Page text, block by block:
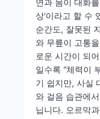
따
라
달
라
지
는
등
산
연과 몸이 대화
상’이라고 할 수
순간도, 잘못된
와 무릎이 고통
로운 시간이 되
일수록 “체력이
기 쉽지만, 사실
와 걸음 습관에
닙니다. 오르막